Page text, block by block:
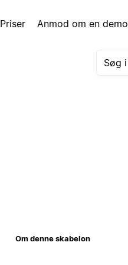
Priser Anmod om en demo
Om denne skabelon